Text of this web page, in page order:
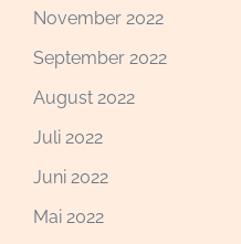
November 2022
September 2022
August 2022
Juli 2022
Juni 2022
Mai 2022